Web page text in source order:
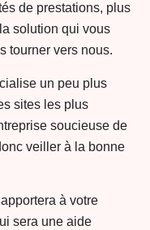
de prestations, plus
solution qui vous
tourner vers nous.
un peu plus
sites les plus
soucieuse de
veiller à la bonne
à votre
sera une aide